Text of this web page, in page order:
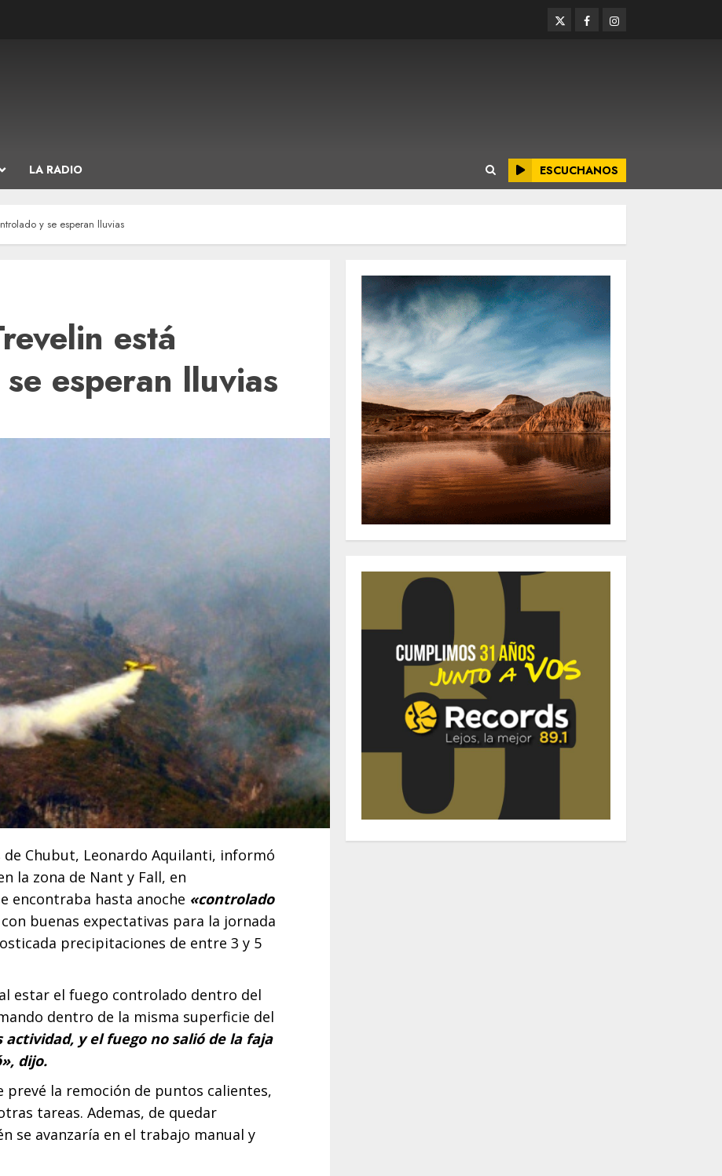
TwitterFacebookInstagram
LA RADIO ESCUCHANOS
y se esperan lluvias
está
esperan lluvias
de Chubut, Leonardo Aquilanti, informó
la zona de Nant y Fall, en
encontraba hasta anoche «controlado
buenas expectativas para la jornada
precipitaciones de entre 3 y 5
estar el fuego controlado dentro del
dentro de la misma superficie del
actividad, y el fuego no salió de la faja
dijo.
prevé la remoción de puntos calientes,
tareas. Ademas, de quedar
se avanzaría en el trabajo manual y